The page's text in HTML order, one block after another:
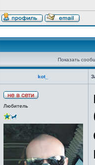
Показать
kot_
Любитель